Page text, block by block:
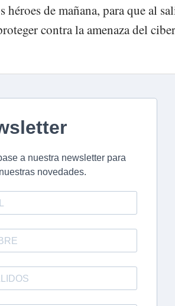
héroes de mañana, para que al
contra la amenaza del